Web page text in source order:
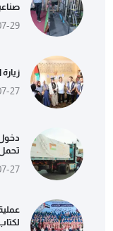
صناعية لـ51 من
29
زيارة
27
تحمل 938 طناً من المساعدات
27